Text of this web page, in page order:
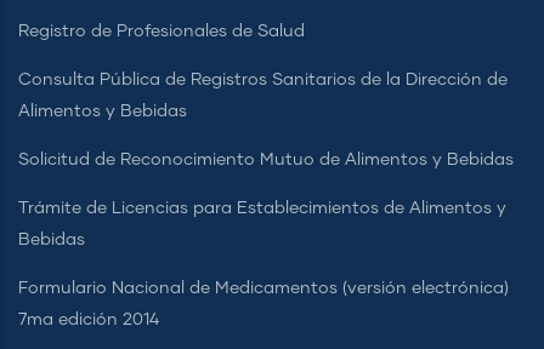
Registro de Profesionales de Salud
Consulta Pública de Registros Sanitarios de la Dirección de
Alimentos y Bebidas
Solicitud de Reconocimiento Mutuo de Alimentos y Bebidas
Trámite de Licencias para Establecimientos de Alimentos y
Bebidas
Formulario Nacional de Medicamentos (versión electrónica)
7ma edición 2014